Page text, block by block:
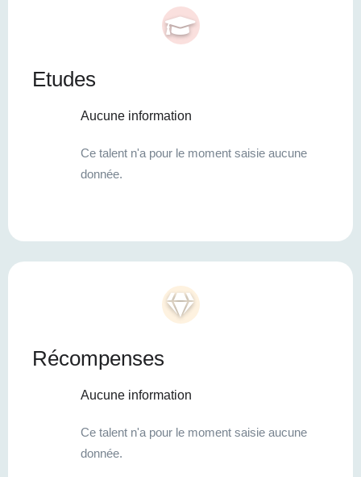
Etudes
Aucune information
Ce talent n'a pour le moment saisie aucune
donnée.
Récompenses
Aucune information
Ce talent n'a pour le moment saisie aucune
donnée.